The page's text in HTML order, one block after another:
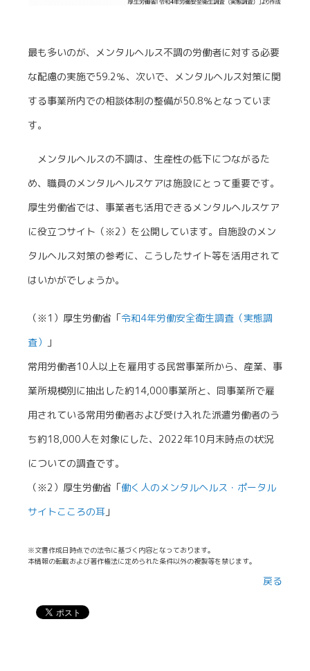
最も多いのが、メンタルヘルス不調の労働者に対する必要
な配慮の実施で59.2％、次いで、メンタルヘルス対策に関
する事業所内での相談体制の整備が50.8％となっていま
す。
メンタルヘルスの不調は、生産性の低下につながるた
め、職員のメンタルヘルスケアは施設にとって重要です。
厚生労働省では、事業者も活用できるメンタルヘルスケア
に役立つサイト（※2）を公開しています。自施設のメン
タルヘルス対策の参考に、こうしたサイト等を活用されて
はいかがでしょうか。
（※1）厚生労働省「令和4年労働安全衛生調査（実態調
査）
」
常用労働者10人以上を雇用する民営事業所から、産業、事
業所規模別に抽出した約14,000事業所と、同事業所で雇
用されている常用労働者および受け入れた派遣労働者のう
ち約18,000人を対象にした、2022年10月末時点の状況
についての調査です。
（※2）厚生労働省「働く人のメンタルヘルス・ポータル
サイトこころの耳 」
※文書作成日時点での法令に基づく内容となっております。
本情報の転載および著作権法に定められた条件以外の複製等を禁じます。
戻る